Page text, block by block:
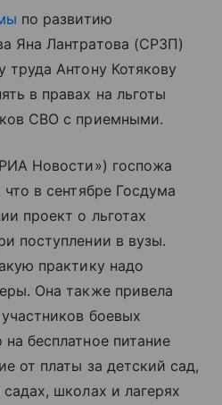
по развитию
Яна Лантратова (СРЗП)
труда Антону Котякову
в правах на льготы
СВО с приемными.
Новости») госпожа
в сентябре Госдума
проект о льготах
поступлении в вузы.
практику надо
Она также привела
боевых
бесплатное питание
от платы за детский сад,
школах и лагерях